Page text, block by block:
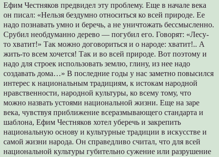
Ефим Честняков предвидел эту проблему. Еще в начале века
он писал: «Нельзя бездумно относиться ко всей природе. Ее
надо познавать умно и беречь, а не уничтожать бессмысленно.
Срубил необдуманно дерево — погубил его. Говорят: «Лесу-
то хватит!» Так можно договориться и о народе: хватит!.. А
жить-то всем хочется! Так и во всей природе. Вот поэтому и
надо для строек использовать землю, глину, из нее надо
создавать дома…» В последние годы у нас заметно повысился
интерес к национальным традициям, к истокам народной
нравственности, народной культуры, ко всему тому, что
можно назвать устоями национальной жизни. Еще на заре
века, чувствуя приближение всеразмывающего стандарта и
шаблона, Ефим Честняков хотел уберечь и закрепить
национальную основу и культурные традиции в искусстве и
самой жизни народа. Он справедливо считал, что для всей
национальной культуры губительно сужение или разрушение